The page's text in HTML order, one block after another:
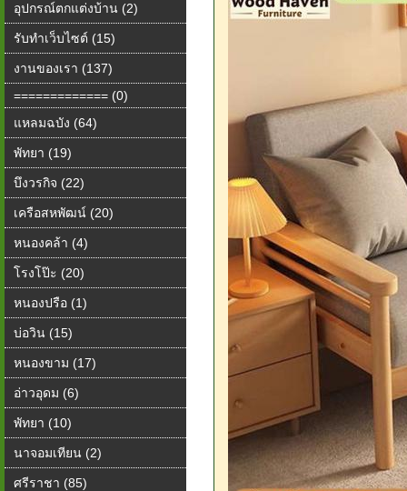
อุปกรณ์ตกแต่งบ้าน (2)
รับทำเว็บไซต์ (15)
งานของเรา (137)
============= (0)
แหลมฉบัง (64)
พัทยา (19)
บึงวรกิจ (22)
เครือสหพัฒน์ (20)
หนองคล้า (4)
โรงโป๊ะ (20)
หนองปรือ (1)
บ่อวิน (15)
หนองขาม (17)
อ่าวอุดม (6)
พัทยา (10)
นาจอมเทียน (2)
ศรีราชา (85)